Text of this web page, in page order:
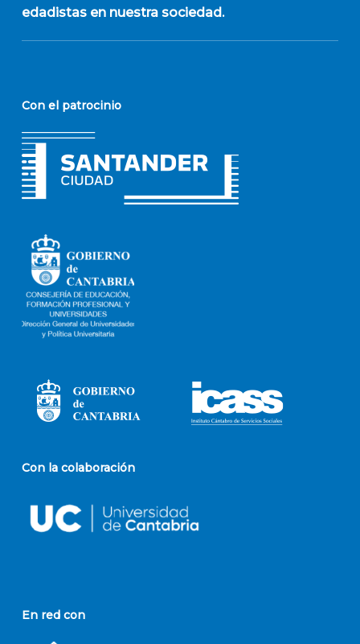
edadistas en nuestra sociedad.
Con el patrocinio
Con la colaboración
En red con